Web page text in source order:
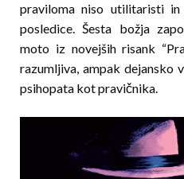
praviloma niso utilitaristi in
posledice. Šesta božja
moto iz novejših risank
razumljiva, ampak dejansko
psihopata kot pravičnika.